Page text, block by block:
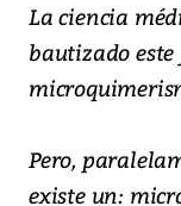
La ciencia
bautizado
Pero,
existe un: